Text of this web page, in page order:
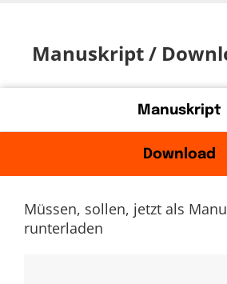
Manuskript /
Manuskript
Download
Müssen, sollen, jetzt als
runterladen